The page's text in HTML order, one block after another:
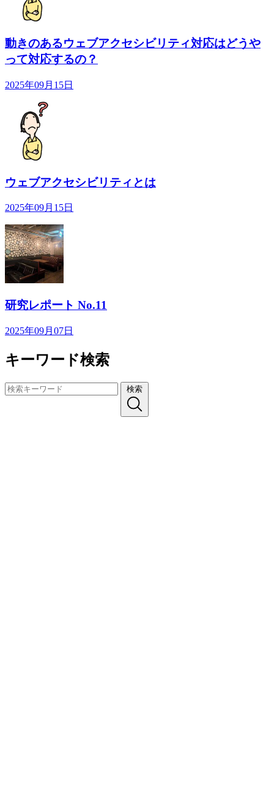
動きのあるウェブアクセシビリティ対応はどうや
って対応するの？
2025年09月15日
ウェブアクセシビリティとは
2025年09月15日
研究レポート No.11
2025年09月07日
キーワード検索
検索